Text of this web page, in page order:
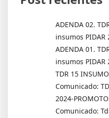
ADENDA 02.
insumos PIDAR
ADENDA 01.
insumos PIDAR
TDR 15
Comunicado:
2024-
Comunicado: